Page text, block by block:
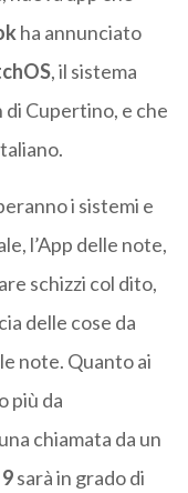
ha annunciato
, il sistema
Cupertino, e che
i sistemi e
l’App delle note,
schizzi col dito,
delle cose da
note. Quanto ai
più da
chiamata da un
sarà in grado di